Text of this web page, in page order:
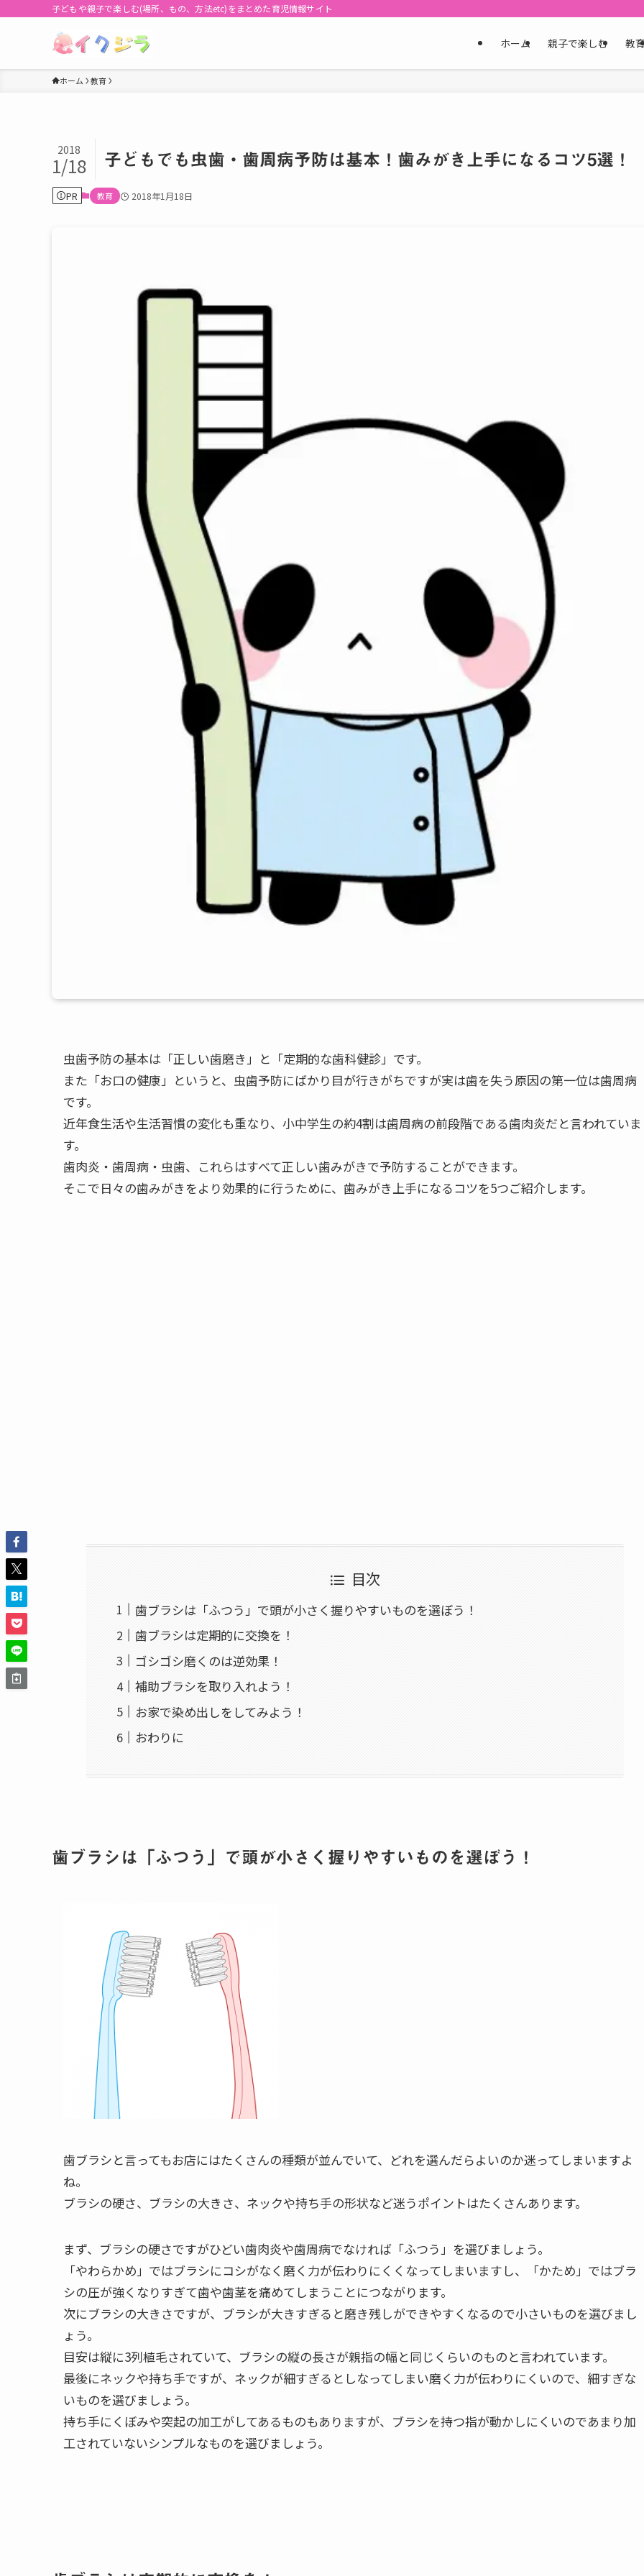
子どもや親子で楽しむ(場所、もの、方法etc)をまとめた育児情報サイト
ホーム 親子で楽しむ 教
ホーム 教育
子どもでも虫歯・歯周病予防は基本！歯みがき上手になるコツ5選！
2018
1/18
PR 教育 2018年1月18日
虫歯予防の基本は「正しい歯磨き」と「定期的な歯科健診」です。
また「お口の健康」というと、虫歯予防にばかり目が行きがちですが実は歯を失う原因の第一位は歯周病
です。
近年食生活や生活習慣の変化も重なり、小中学生の約4割は歯周病の前段階である歯肉炎だと言われていま
す。
歯肉炎・歯周病・虫歯、これらはすべて正しい歯みがきで予防することができます。
そこで日々の歯みがきをより効果的に行うために、歯みがき上手になるコツを5つご紹介します。
目次
歯ブラシは「ふつう」で頭が小さく握りやすいものを選ぼう！
歯ブラシは定期的に交換を！
ゴシゴシ磨くのは逆効果！
補助ブラシを取り入れよう！
お家で染め出しをしてみよう！
おわりに
歯ブラシは「ふつう」で頭が小さく握りやすいものを選ぼう！
歯ブラシと言ってもお店にはたくさんの種類が並んでいて、どれを選んだらよいのか迷ってしまいますよ
ね。
ブラシの硬さ、ブラシの大きさ、ネックや持ち手の形状など迷うポイントはたくさんあります。
まず、ブラシの硬さですがひどい歯肉炎や歯周病でなければ「ふつう」を選びましょう。
「やわらかめ」ではブラシにコシがなく磨く力が伝わりにくくなってしまいますし、「かため」ではブラ
シの圧が強くなりすぎて歯や歯茎を痛めてしまうことにつながります。
次にブラシの大きさですが、ブラシが大きすぎると磨き残しができやすくなるので小さいものを選びまし
ょう。
目安は縦に3列植毛されていて、ブラシの縦の長さが親指の幅と同じくらいのものと言われています。
最後にネックや持ち手ですが、ネックが細すぎるとしなってしまい磨く力が伝わりにくいので、細すぎな
いものを選びましょう。
持ち手にくぼみや突起の加工がしてあるものもありますが、ブラシを持つ指が動かしにくいのであまり加
工されていないシンプルなものを選びましょう。